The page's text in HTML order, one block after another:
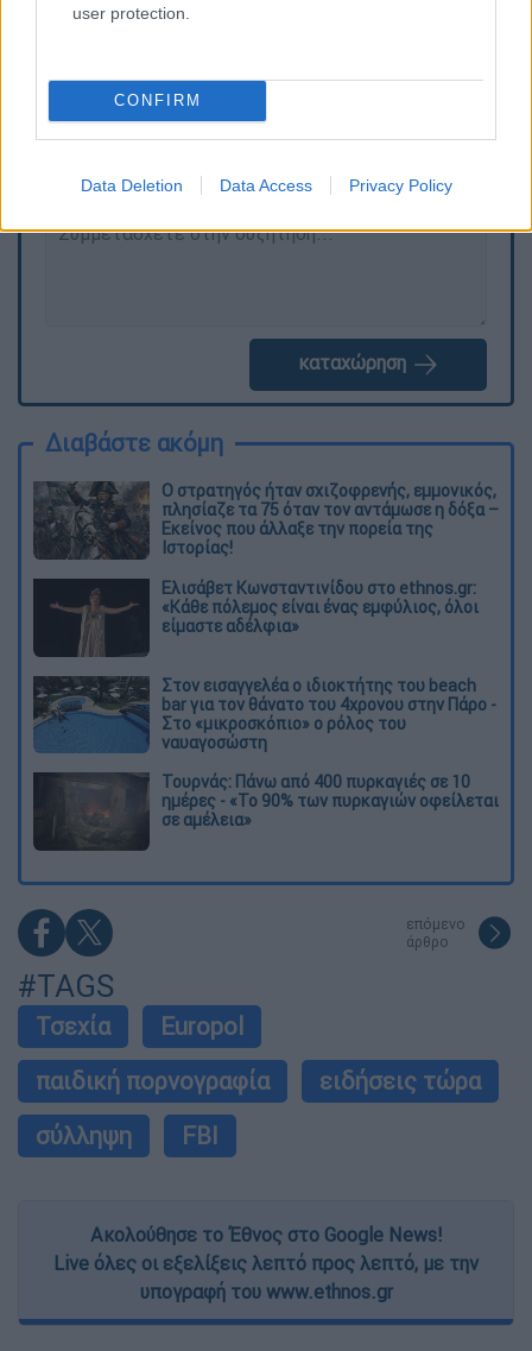
user protection.
CONFIRM
Data Deletion Data Access Privacy Policy
Τα σχολιά σας δημοσιεύονται άμεσα με δική σας ευθύνη. Το
ΕΘΝΟΣ θα παρεμβαίνει και τα προσβλητικά σχόλια θα
διαγράφονται
καταχώρηση
Διαβάστε ακόμη
O στρατηγός ήταν σχιζοφρενής, εμμονικός,
πλησίαζε τα 75 όταν τον αντάμωσε η δόξα –
Εκείνος που άλλαξε την πορεία της
Ιστορίας!
Ελισάβετ Κωνσταντινίδου στο ethnos.gr:
«Κάθε πόλεμος είναι ένας εμφύλιος, όλοι
είμαστε αδέλφια»
Στον εισαγγελέα ο ιδιοκτήτης του beach
bar για τον θάνατο του 4χρονου στην Πάρο -
Στο «μικροσκόπιο» ο ρόλος του
ναυαγοσώστη
Τουρνάς: Πάνω από 400 πυρκαγιές σε 10
ημέρες - «Το 90% των πυρκαγιών οφείλεται
σε αμέλεια»
επόμενο
άρθρο
#TAGS
Τσεχία
Europol
παιδική πορνογραφία
ειδήσεις τώρα
σύλληψη
FBI
Ακολούθησε το Έθνος στο Google News!
Live όλες οι εξελίξεις λεπτό προς λεπτό, με την
υπογραφή του www.ethnos.gr